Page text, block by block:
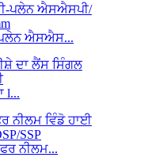
ਐਸਐਸ...
l...
ਨੀਲਮ...